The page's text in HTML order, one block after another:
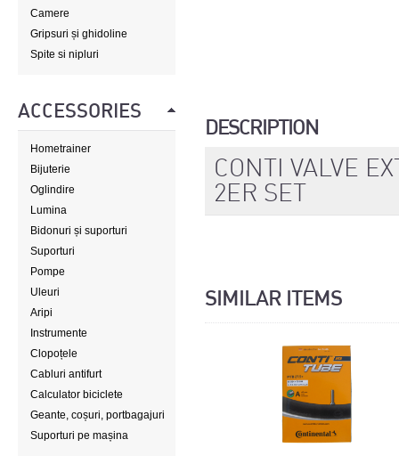
Camere
Gripsuri și ghidoline
Spite si nipluri
ACCESSORIES
Hometrainer
Bijuterie
Oglindire
Lumina
Bidonuri și suporturi
Suporturi
Pompe
Uleuri
Aripi
Instrumente
Clopoțele
Cabluri antifurt
Calculator biciclete
Geante, coșuri, portbagajuri
Suporturi pe mașina
DESCRIPTION
CONTI VALVE
2ER SET
SIMILAR ITEMS